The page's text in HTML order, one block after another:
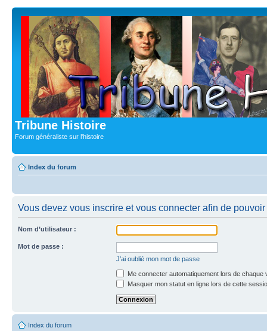
Tribune Histoire
Forum généraliste sur l'histoire
Index du forum
Vous devez vous inscrire et vous connecter afin de
Nom d’utilisateur :
Mot de passe :
J’ai oublié mon mot de passe
Me connecter automatiquement lors de chaque
Masquer mon statut en ligne lors de cette
Index du forum